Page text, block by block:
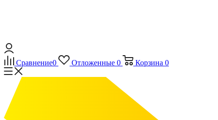
Сравнение0 Отложенные 0 Корзина 0